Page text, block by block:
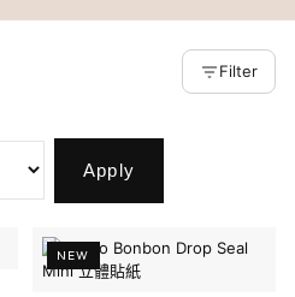
Filter
Apply
NEW